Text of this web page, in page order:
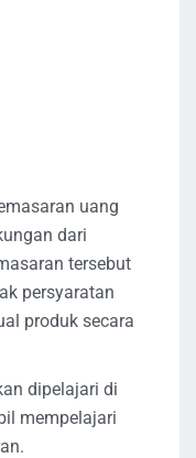
uang
dari
tersebut
persyaratan
produk secara
dipelajari di
mempelajari